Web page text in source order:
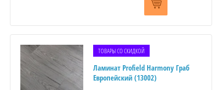
ТОВАРЫ СО СКИДКОЙ
Ламинат Profield Harmony Граб
Европейский (13002)